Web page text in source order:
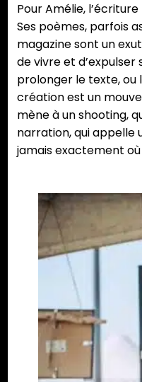
Pour Amélie,
Ses poèmes, parfois
magazine sont un
de vivre et d’expulser
prolonger le texte, ou
création est un
mène à un shooting,
narration, qui appelle
jamais exactement